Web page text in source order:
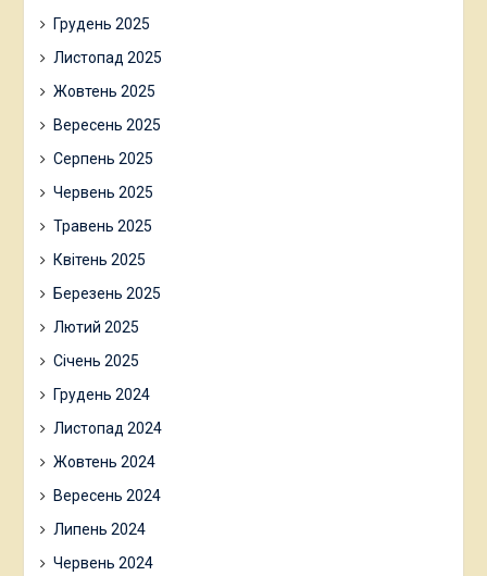
Грудень 2025
Листопад 2025
Жовтень 2025
Вересень 2025
Серпень 2025
Червень 2025
Травень 2025
Квітень 2025
Березень 2025
Лютий 2025
Січень 2025
Грудень 2024
Листопад 2024
Жовтень 2024
Вересень 2024
Липень 2024
Червень 2024